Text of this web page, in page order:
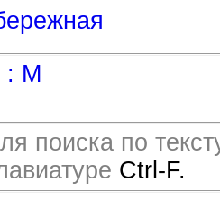
: М
поиска по
Ctrl-F.